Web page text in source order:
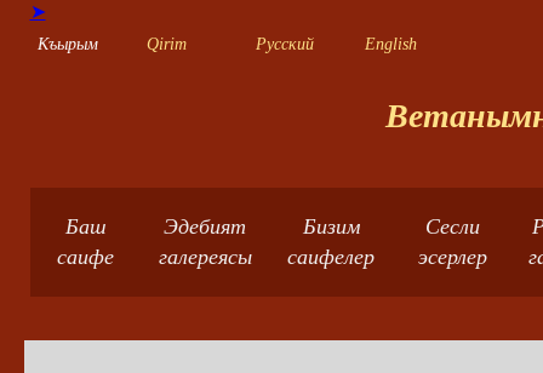
➤
Къырым Qirim Русский English
Баш
саифе
Эдебият
галереясы
Бизим
саифелер
Сесли
эсерлер